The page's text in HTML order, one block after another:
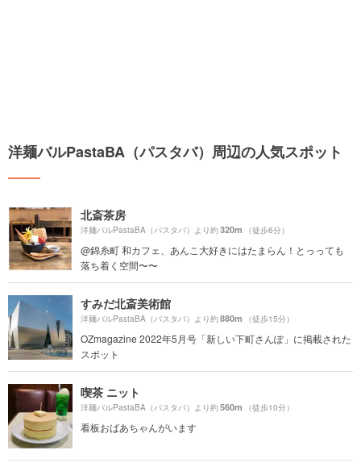
洋麺バルPastaBA（パスタバ）周辺の人気スポット
北斎茶房
洋麺バルPastaBA（パスタバ）より約320m （徒歩6分）
@錦糸町 和カフェ、あんこ大好きにはたまらん！とっっても
落ち着く空間〜〜
すみだ北斎美術館
洋麺バルPastaBA（パスタバ）より約880m （徒歩15分）
OZmagazine 2022年5月号「新しい下町さんぽ」に掲載された
スポット
喫茶 ニット
洋麺バルPastaBA（パスタバ）より約560m （徒歩10分）
看板おばあちゃんがいます